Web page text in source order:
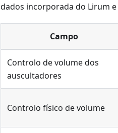
dados incorporada do Lirum
Campo
Controlo de volume dos
auscultadores
Controlo físico de volume